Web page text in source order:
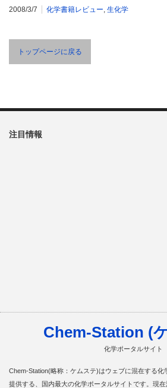
2008/3/7
化学書籍レビュー, 生化学
トップページに戻る
注目情報
Chem-Station (
化学ポータルサイト
Chem-Station(略称：ケムステ)はウェブに混在する化
提供する、国内最大の化学ポータルサイトです。現